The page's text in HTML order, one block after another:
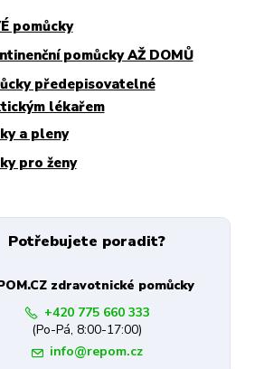
pomůcky
pomůcky AŽ DOMŮ
předepisovatelné
lékařem
a pleny
pro ženy
Potřebujete poradit?
zdravotnické pomůcky
+420 775 660 333
(Po-Pá, 8:00-17:00)
info@repom.cz